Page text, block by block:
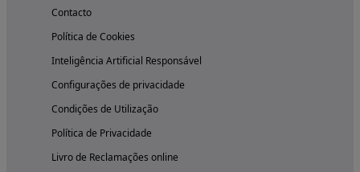
Contacto
Política de Cookies
Inteligência Artificial Responsável
Configurações de privacidade
Condições de Utilização
Política de Privacidade
Livro de Reclamações online